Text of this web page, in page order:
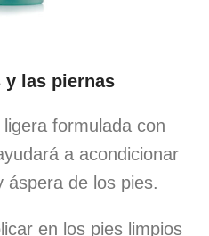
y las piernas
formulada con
a acondicionar
áspera de los pies.
en los pies limpios